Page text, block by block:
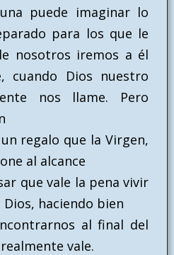
puede imaginar lo
para los que le
nosotros iremos a él
cuando Dios nuestro
nos llame. Pero
regalo que la Virgen,
al alcance
que vale la pena vivir
haciendo bien
al final del
vale.